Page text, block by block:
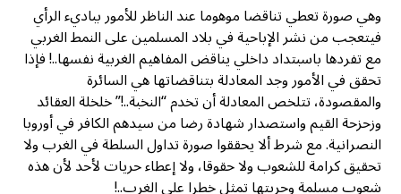
وهي صورة تعطي تناقضا موهوما عند الناظر للأمور بباديء الرأي
فيتعجب من نشر الإباحية في بلاد المسلمين على النمط الغربي
مع تفردها باسبتداد داخلي يناقض المفاهيم الغربية نفسها..! فإذا
تحقق في الأمور وجد المعادلة بتناقضاتها هي السائرة
والمقصودة، تتلخص المعادلة أن تخدم “النخبة..!” خلخلة العقائد
وزحزحة القيم واستصدار شهادة رضا من سيدهم الكافر في أوروبا
النصرانية. مع شرط ألا يحققوا صورة تداول السلطة في الغرب ولا
تحقيق كرامة للشعوب ولا حقوقا، ولا إعطاء حريات لأحد لأن هذه
شعوب مسلمة وحريتها تمثل خطرا على الغرب..!